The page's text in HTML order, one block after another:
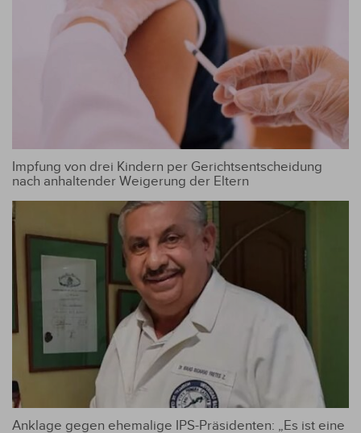
Impfung von drei Kindern per Gerichtsentscheidung
nach anhaltender Weigerung der Eltern
Anklage gegen ehemalige IPS-Präsidenten: „Es ist eine